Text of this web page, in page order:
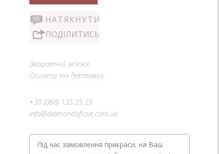
НАТЯКНУТИ
ПОДІЛИТИСЬ
Зворотній зв'язок
Оплата та доставка
+38 (068) 135 25 25
info@diamondoflove.com.ua
Під час замовлення прикраси, на Ваш